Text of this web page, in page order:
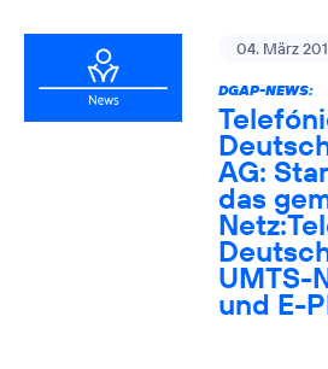
04. März
DGAP-NEWS:
AG:
das
UMTS-
und E-